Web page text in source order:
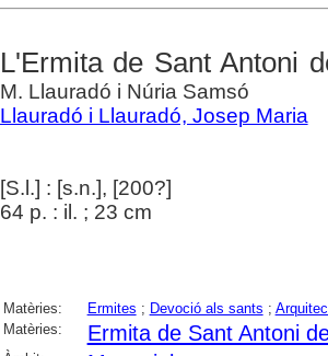
L'Ermita de Sant Antoni
M. Llauradó i Núria Samsó
Llauradó i Llauradó, Josep Maria
[S.l.] : [s.n.], [200?]
64 p. : il. ; 23 cm
Matèries: Ermites ; Devoció als sants ;
Matèries:
Ermita de Sant Antoni